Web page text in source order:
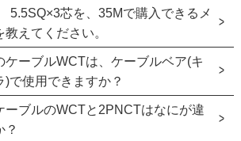
芯を、35Mで購入できるメ
教えてください。
ケーブルWCTは、ケーブルベア(キ
)で使用できますか？
ーブルのWCTと2PNCTはなにが違
？